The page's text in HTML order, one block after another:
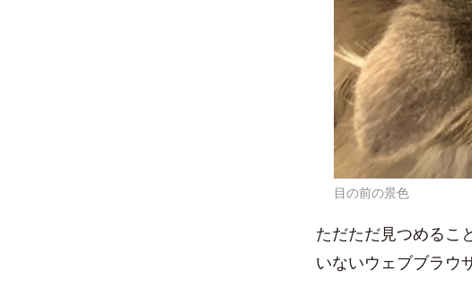
目の前の景色
ただただ見つめるこ
いないウェブブラ